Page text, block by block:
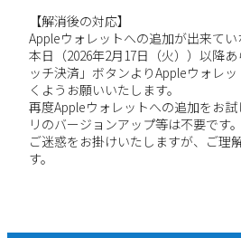
【解消後の対応】
Appleウォレットへの追加が出来てい
本日（2026年2月17日（火））以降
ッチ決済」ボタンよりAppleウォレ
くようお願いいたします。
再度Appleウォレットへの追加をお
リのバージョンアップ等は不要です。
ご迷惑をお掛けいたしますが、ご理
す。